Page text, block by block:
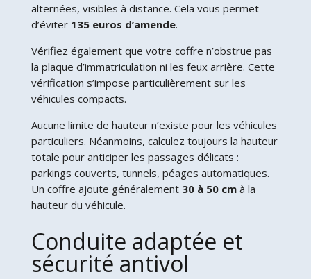
alternées, visibles à distance. Cela vous permet
d’éviter 135 euros d’amende.
Vérifiez également que votre coffre n’obstrue pas
la plaque d’immatriculation ni les feux arrière. Cette
vérification s’impose particulièrement sur les
véhicules compacts.
Aucune limite de hauteur n’existe pour les véhicules
particuliers. Néanmoins, calculez toujours la hauteur
totale pour anticiper les passages délicats :
parkings couverts, tunnels, péages automatiques.
Un coffre ajoute généralement 30 à 50 cmà la
hauteur du véhicule.
Conduite adaptée et
sécurité antivol